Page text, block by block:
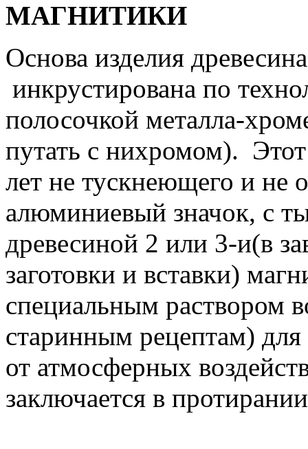
МАГНИТИКИ
Основа изделия
инкрустирована по
полосочкой металла-
путать с нихромом).
лет не тускнеющего и не
алюминиевый значок, с
древесиной 2 или 3-и(в
заготовки и вставки)
специальным раствором
старинным рецептам)
от атмосферных
заключается в